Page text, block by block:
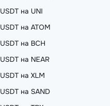
USDT на UNI
USDT на ATOM
USDT на BCH
USDT на NEAR
USDT на XLM
USDT на SAND